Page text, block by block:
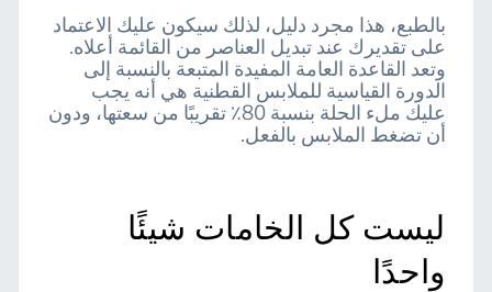
بالطبع، هذا مجرد دليل، لذلك سيكون عليك الاعتماد
على تقديرك عند تبديل العناصر من القائمة أعلاه.
وتعد القاعدة العامة المفيدة المتبعة بالنسبة إلى
الدورة القياسية للملابس القطنية هي أنه يجب
عليك ملء الحلة بنسبة 80٪ تقريبًا من سعتها، ودون
أن تضغط الملابس بالفعل.
ليست كل الخامات شيئًا
واحدًا